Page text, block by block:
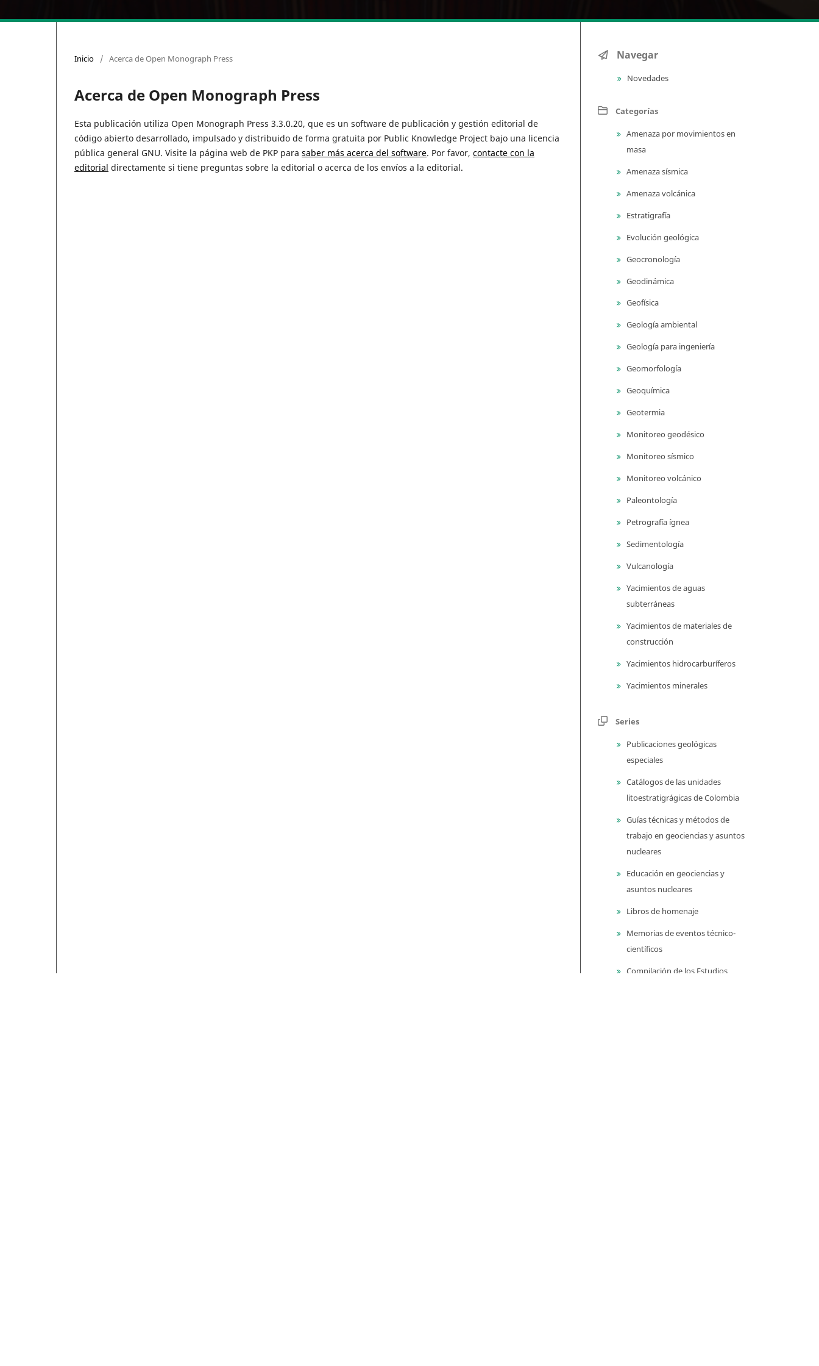
Inicio / Acerca de Open Monograph Press
Acerca de Open Monograph Press
Esta publicación utiliza Open Monograph Press 3.3.0.20, que es un software de publicación y gestión editorial de
código abierto desarrollado, impulsado y distribuido de forma gratuita por Public Knowledge Project bajo una licencia
pública general GNU. Visite la página web de PKP para saber más acerca del software. Por favor, contacte con la
editorial directamente si tiene preguntas sobre la editorial o acerca de los envíos a la editorial.
Navegar
Novedades
Categorías
Amenaza por movimientos en
masa
Amenaza sísmica
Amenaza volcánica
Estratigrafía
Evolución geológica
Geocronología
Geodinámica
Geofísica
Geología ambiental
Geología para ingeniería
Geomorfología
Geoquímica
Geotermia
Monitoreo geodésico
Monitoreo sísmico
Monitoreo volcánico
Paleontología
Petrografía ígnea
Sedimentología
Vulcanología
Yacimientos de aguas
subterráneas
Yacimientos de materiales de
construcción
Yacimientos hidrocarburíferos
Yacimientos minerales
Series
Publicaciones geológicas
especiales
Catálogos de las unidades
litoestratigrágicas de Colombia
Guías técnicas y métodos de
trabajo en geociencias y asuntos
nucleares
Educación en geociencias y
asuntos nucleares
Libros de homenaje
Memorias de eventos técnico-
científicos
Compilación de los Estudios